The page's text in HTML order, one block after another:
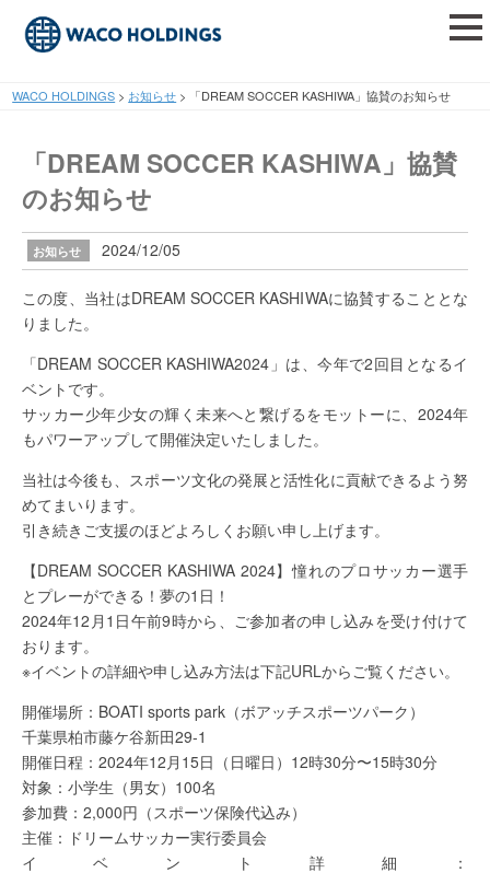
WACO HOLDINGS > お知らせ > 「DREAM SOCCER KASHIWA」協賛のお知らせ
「DREAM SOCCER KASHIWA」協賛
のお知らせ
お知らせ 2024/12/05
この度、当社はDREAM SOCCER KASHIWAに協賛することとな
りました。
「DREAM SOCCER KASHIWA2024」は、今年で2回目となるイ
ベントです。
サッカー少年少女の輝く未来へと繋げるをモットーに、2024年
もパワーアップして開催決定いたしました。
当社は今後も、スポーツ文化の発展と活性化に貢献できるよう努
めてまいります。
引き続きご支援のほどよろしくお願い申し上げます。
【DREAM SOCCER KASHIWA 2024】憧れのプロサッカー選手
とプレーができる！夢の1日！
2024年12月1日午前9時から、ご参加者の申し込みを受け付けて
おります。
※イベントの詳細や申し込み方法は下記URLからご覧ください。
開催場所：BOATI sports park（ボアッチスポーツパーク）
千葉県柏市藤ケ谷新田29-1
開催日程：2024年12月15日（日曜日）12時30分〜15時30分
対象：小学生（男女）100名
参加費：2,000円（スポーツ保険代込み）
主催：ドリームサッカー実行委員会
イベント詳細：